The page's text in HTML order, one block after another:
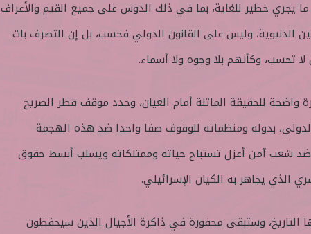
ما يجري خطير للغاية، بما في ذلك الدوس على جميع القيم والأعراف
الدنيوية، وليس على القانون الدولي فحسب، بل إن التصرف بات
تحسب، وكأنهم بلا وجوه ولا أسماء.
للحقيقة الماثلة أمام العيان، وحدد موقف قطر الصريح
بدوله ومنظماته للوقوف صفا واحدا ضد هذه الهجمة
شعب آمن أعزل تستباح حياته وممتلكاته ويسلب أبسط حقوق
الذي يجاهر به الكيان الإسرائيلي.
وستبقى محفورة في ذاكرة الأجيال الذين سيحفظون